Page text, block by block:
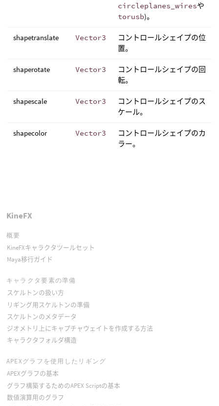
circleplanes_wiresや
torusb)。
shapetranslate Vector3
コントロールシェイプの位
置。
shaperotate Vector3
コントロールシェイプの回
転。
shapescale Vector3
コントロールシェイプのス
ケール。
shapecolor Vector3
コントロールシェイプのカ
ラー。
KineFX
概要
KineFXキャラクタツールセット
Maya移行ガイド
キャラクタ要素の準備
スケルトンの扱い方
リギング用スケルトンの準備
スケルトンのメタデータ
ジオメトリ上にキャプチャウェイトを作成する方法
キャラクタフォルダ構造
APEXグラフを使用したリギング
APEXグラフの基本
グラフ構築するためのAPEX Scriptの基本
数値演算用のグラフ